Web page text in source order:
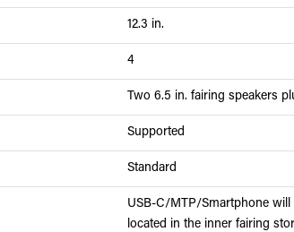
12.3 in.
4
Two 6.5 in. fairing speakers
Supported
Standard
USB-C/MTP/Smartphone
located in the inner fairing